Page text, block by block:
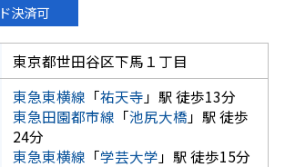
決済可
東京都世田谷区下馬１丁目
東急東横線 「祐天寺 」駅 徒歩13分
東急田園都市線 「池尻大橋 」駅 徒歩
24分
東急東横線 「学芸大学 」駅 徒歩15分